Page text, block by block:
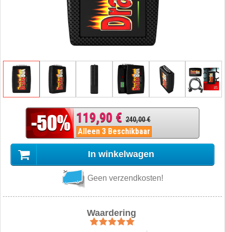
119,90 € 240,00 €
Alleen 3 Beschikbaar
In winkelwagen
Geen verzendkosten!
Waardering